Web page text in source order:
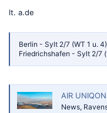
lt. a.de
Berlin - Sylt 2/7 (WT 1 u.
Friedrichshafen - Sylt 2/7
AIR UNIQON
News,